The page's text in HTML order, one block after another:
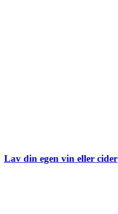
Lav din egen vin eller cider